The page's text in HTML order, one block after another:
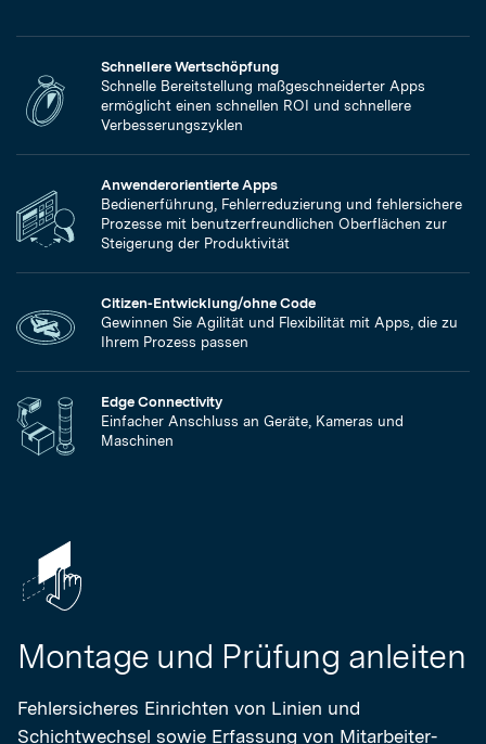
Schnellere Wertschöpfung
Schnelle Bereitstellung maßgeschneiderter Apps
ermöglicht einen schnellen ROI und schnellere
Verbesserungszyklen
Anwenderorientierte Apps
Bedienerführung, Fehlerreduzierung und fehlersichere
Prozesse mit benutzerfreundlichen Oberflächen zur
Steigerung der Produktivität
Citizen-Entwicklung/ohne Code
Gewinnen Sie Agilität und Flexibilität mit Apps, die zu
Ihrem Prozess passen
Edge Connectivity
Einfacher Anschluss an Geräte, Kameras und
Maschinen
Montage und Prüfung anleiten
Fehlersicheres Einrichten von Linien und
Schichtwechsel sowie Erfassung von Mitarbeiter-